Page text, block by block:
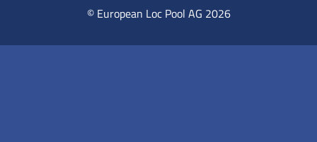
© European Loc Pool AG 2026